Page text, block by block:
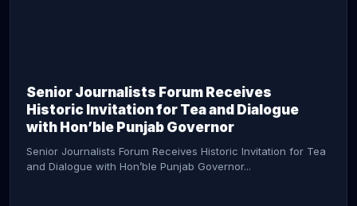
Senior Journalists Forum Receives
Historic Invitation for Tea and Dialogue
with Hon’ble Punjab Governor
Senior Journalists Forum Receives Historic Invitation for Tea
and Dialogue with Hon’ble Punjab Governor...